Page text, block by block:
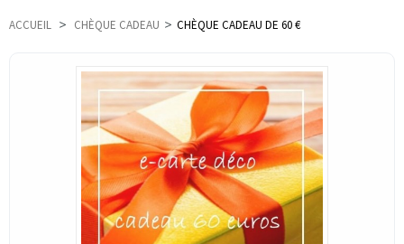
ACCUEIL > CHÈQUE CADEAU > CHÈQUE CADEAU DE 60 €